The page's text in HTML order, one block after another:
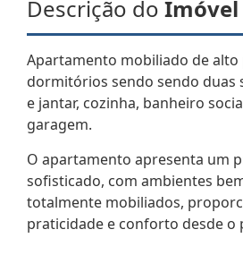
Descrição do Imóvel
Apartamento mobiliado de alto
dormitórios sendo sendo duas
e jantar, cozinha, banheiro
garagem.
O apartamento apresenta um
sofisticado, com ambientes
totalmente mobiliados,
praticidade e conforto desde